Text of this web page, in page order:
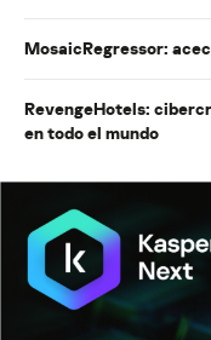
MosaicRegressor:
RevengeHotels:
en todo el mundo